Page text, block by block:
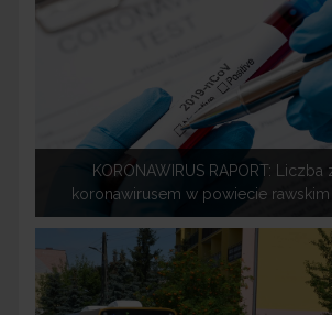
KORONAWIRUS RAPORT: Liczba
koronawirusem w powiecie rawskim